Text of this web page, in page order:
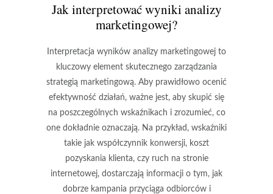
Jak interpretować wyniki analizy
marketingowej?
Interpretacja wyników analizy marketingowej to
kluczowy element skutecznego zarządzania
strategią marketingową. Aby prawidłowo ocenić
efektywność działań, ważne jest, aby skupić się
na poszczególnych wskaźnikach i zrozumieć, co
one dokładnie oznaczają. Na przykład, wskaźniki
takie jak współczynnik konwersji, koszt
pozyskania klienta, czy ruch na stronie
internetowej, dostarczają informacji o tym, jak
dobrze kampania przyciąga odbiorców i